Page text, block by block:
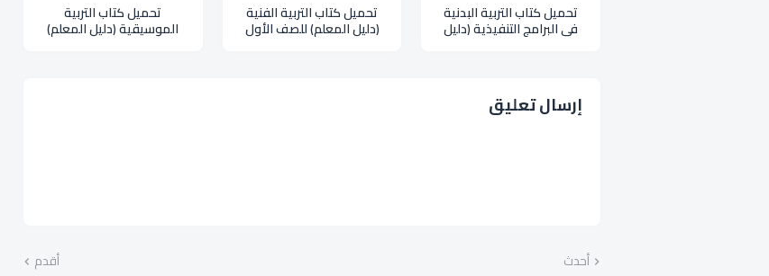
تحميل كتاب التربية البدنية
في البرامج التنفيذية (دليل
تحميل كتاب التربية الفنية
(دليل المعلم) للصف الأول
تحميل كتاب التربية
الموسيقية (دليل المعلم)
إرسال تعليق
أحدث أقدم